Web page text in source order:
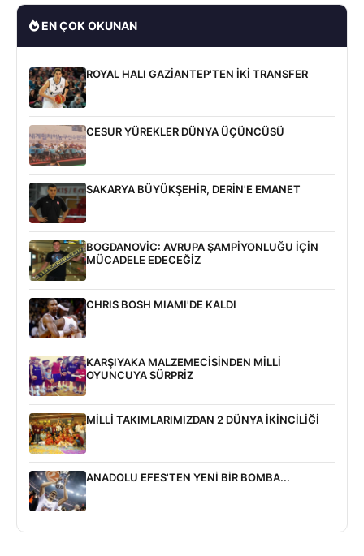
EN ÇOK OKUNAN
ROYAL HALI GAZİANTEP'TEN İKİ TRANSFER
CESUR YÜREKLER DÜNYA ÜÇÜNCÜSÜ
SAKARYA BÜYÜKŞEHİR, DERİN'E EMANET
BOGDANOVİC: AVRUPA ŞAMPİYONLUĞU İÇİN
MÜCADELE EDECEĞİZ
CHRIS BOSH MIAMI'DE KALDI
KARŞIYAKA MALZEMECİSİNDEN MİLLİ
OYUNCUYA SÜRPRİZ
MİLLİ TAKIMLARIMIZDAN 2 DÜNYA İKİNCİLİĞİ
ANADOLU EFES'TEN YENİ BİR BOMBA...